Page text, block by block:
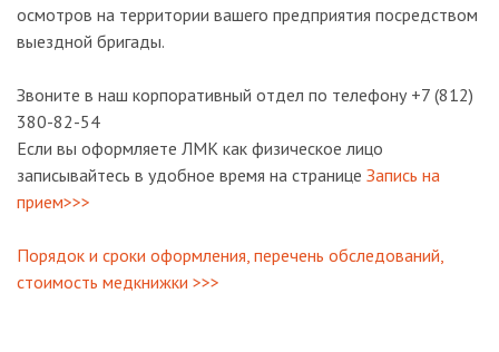
осмотров на территории вашего предприятия посредством
выездной бригады.
Звоните в наш корпоративный отдел по телефону +7 (812)
380-82-54
Если вы оформляете ЛМК как физическое лицо
записывайтесь в удобное время на странице Запись на
прием>>>
Порядок и сроки оформления, перечень обследований,
стоимость медкнижки >>>